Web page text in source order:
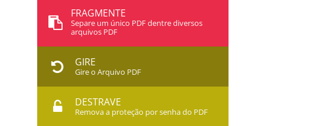
FRAGMENTE
Separe um único PDF dentre diversos
arquivos PDF
GIRE
Gire o Arquivo PDF
DESTRAVE
Remova a proteção por senha do PDF